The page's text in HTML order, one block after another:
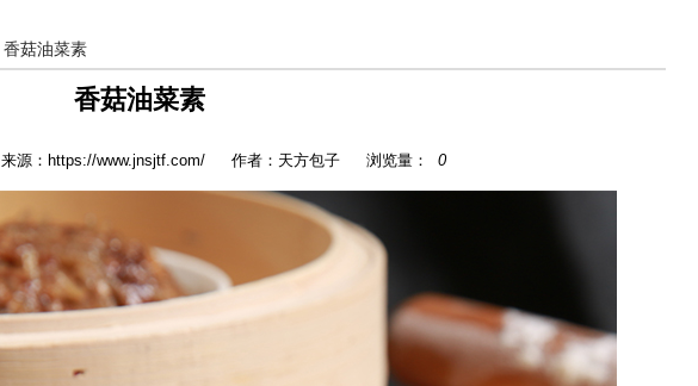
香菇油菜素
香菇油菜素
来源：https://www.jnsjtf.com/ 作者：天方包子 浏览量： 0